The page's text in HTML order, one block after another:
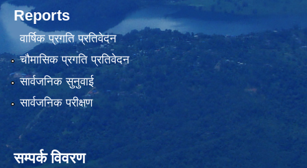
Reports
वार्षिक प्रगति प्रतिवेदन
चौमासिक प्रगति प्रतिवेदन
सार्वजनिक सुनुवाई
सार्वजनिक परीक्षण
सम्पर्क विवरण